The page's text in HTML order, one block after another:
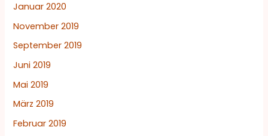
Januar 2020
November 2019
September 2019
Juni 2019
Mai 2019
März 2019
Februar 2019